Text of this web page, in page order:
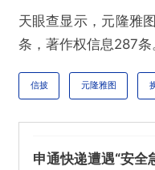
天眼查显示，元隆雅
条，著作权信息287条
信披 元隆雅图
申通快递遭遇“安